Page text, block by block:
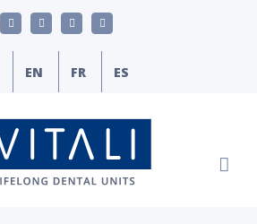
LinkedInYouTubeFacebook
E-
Mail
EN FR ES